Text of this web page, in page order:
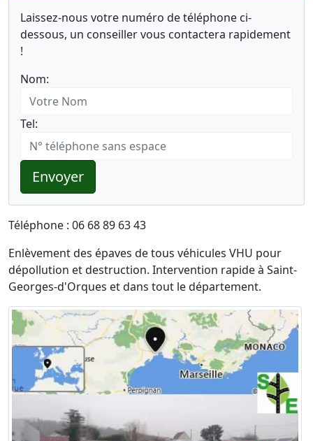
Laissez-nous votre numéro de téléphone ci-
dessous, un conseiller vous contactera rapidement
!
Nom:
Tel:
Envoyer
Téléphone : 06 68 89 63 43
Enlèvement des épaves de tous véhicules VHU pour
dépollution et destruction. Intervention rapide à Saint-
Georges-d'Orques et dans tout le département.